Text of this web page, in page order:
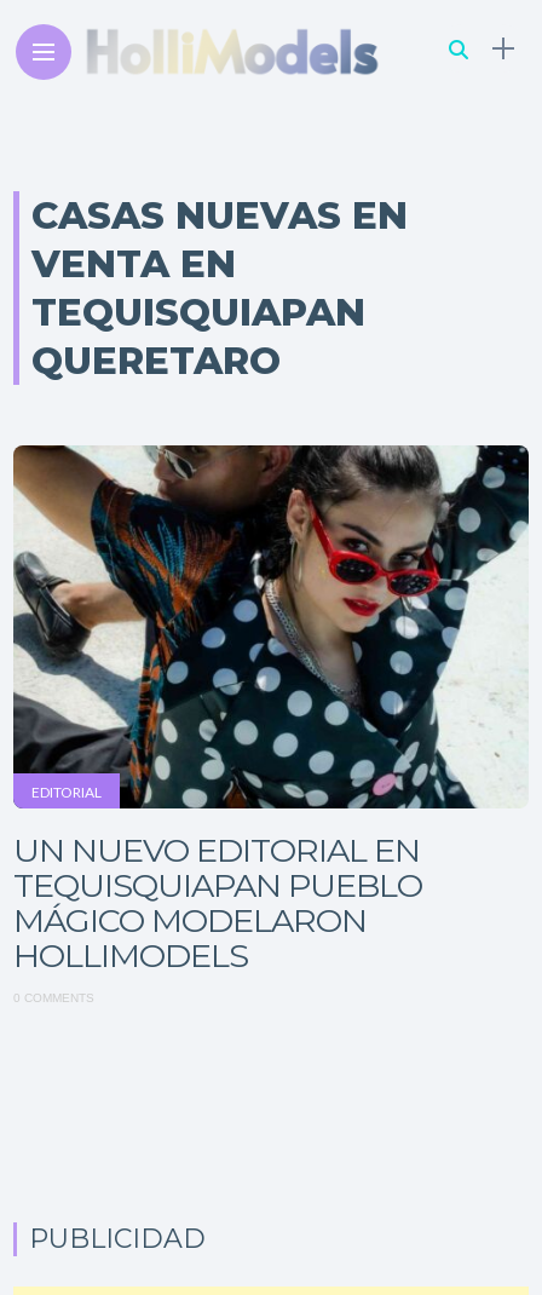
CASAS NUEVAS EN
VENTA EN
TEQUISQUIAPAN
QUERETARO
EDITORIAL
UN NUEVO EDITORIAL EN
TEQUISQUIAPAN PUEBLO
MÁGICO MODELARON
HOLLIMODELS
0 COMMENTS
PUBLICIDAD